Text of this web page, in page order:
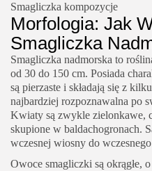
Smagliczka kompozycje
Morfologia: Jak
Smagliczka
Smagliczka nadmorska to
od 30 do 150 cm. Posiada
są pierzaste i składają się z
najbardziej rozpoznawalna po
Kwiaty są zwykle zielonkawe,
skupione w baldachogronach.
wczesnej wiosny do
Owoce smagliczki są okrągłe,